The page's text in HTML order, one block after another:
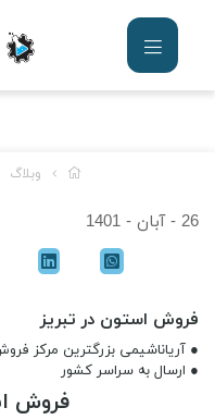
وبلاگ
26 - آبان - 1401
فروش استون در تبریز
● آریاناشیمی بزرگترین مرکز
● ارسال به سراسر کشور
فروش